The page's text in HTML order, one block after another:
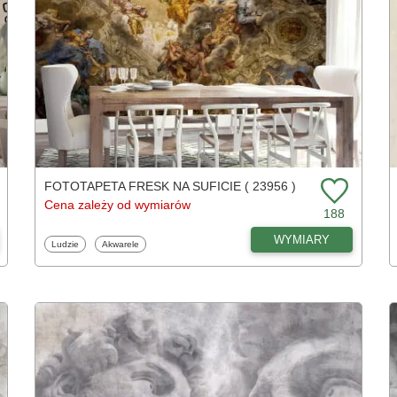
FOTOTAPETA FRESK NA SUFICIE ( 23956 )
Cena zależy od wymiarów
188
Fototapety
Ludzie Fototapety
Akwarele WYMIARY